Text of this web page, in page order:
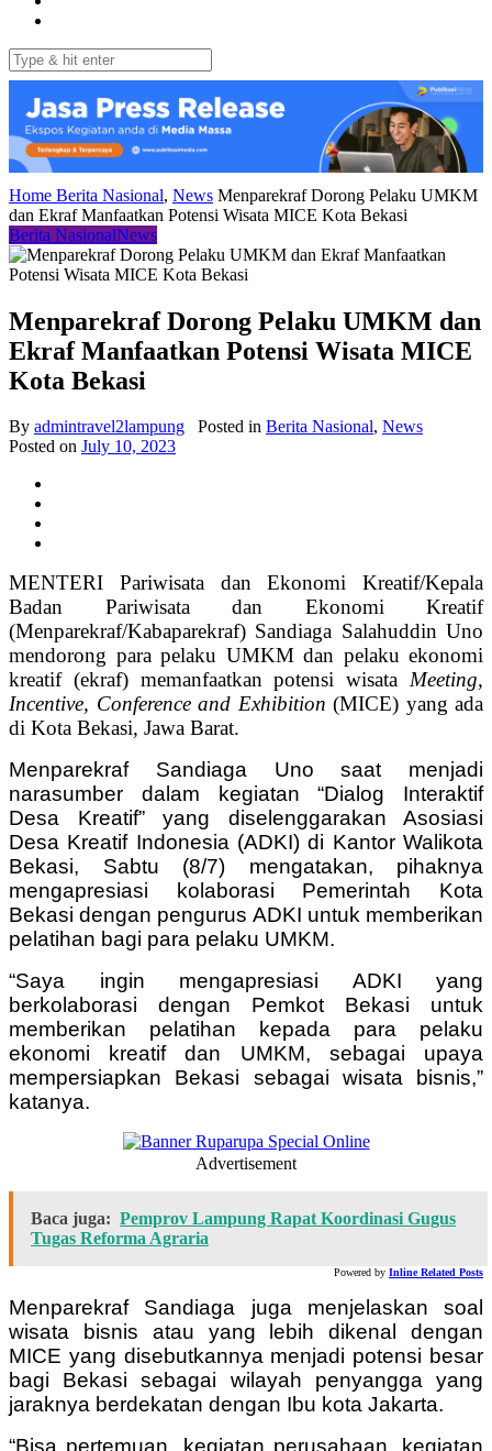
Home Berita Nasional, News Menparekraf Dorong Pelaku UMKM
dan Ekraf Manfaatkan Potensi Wisata MICE Kota Bekasi
Berita NasionalNews
Menparekraf Dorong Pelaku UMKM dan
Ekraf Manfaatkan Potensi Wisata MICE
Kota Bekasi
By admintravel2lampung Posted in Berita Nasional, News
Posted on July 10, 2023
MENTERI Pariwisata dan Ekonomi Kreatif/Kepala
Badan Pariwisata dan Ekonomi Kreatif
(Menparekraf/Kabaparekraf) Sandiaga Salahuddin Uno
mendorong para pelaku UMKM dan pelaku ekonomi
kreatif (ekraf) memanfaatkan potensi wisata Meeting,
Incentive, Conference and Exhibition (MICE) yang ada
di Kota Bekasi, Jawa Barat.
Menparekraf Sandiaga Uno saat menjadi
narasumber dalam kegiatan “Dialog Interaktif
Desa Kreatif” yang diselenggarakan Asosiasi
Desa Kreatif Indonesia (ADKI) di Kantor Walikota
Bekasi, Sabtu (8/7) mengatakan, pihaknya
mengapresiasi kolaborasi Pemerintah Kota
Bekasi dengan pengurus ADKI untuk memberikan
pelatihan bagi para pelaku UMKM.
“Saya ingin mengapresiasi ADKI yang
berkolaborasi dengan Pemkot Bekasi untuk
memberikan pelatihan kepada para pelaku
ekonomi kreatif dan UMKM, sebagai upaya
mempersiapkan Bekasi sebagai wisata bisnis,”
katanya.
Advertisement
Baca juga: Pemprov Lampung Rapat Koordinasi Gugus
Tugas Reforma Agraria
Powered by Inline Related Posts
Menparekraf Sandiaga juga menjelaskan soal
wisata bisnis atau yang lebih dikenal dengan
MICE yang disebutkannya menjadi potensi besar
bagi Bekasi sebagai wilayah penyangga yang
jaraknya berdekatan dengan Ibu kota Jakarta.